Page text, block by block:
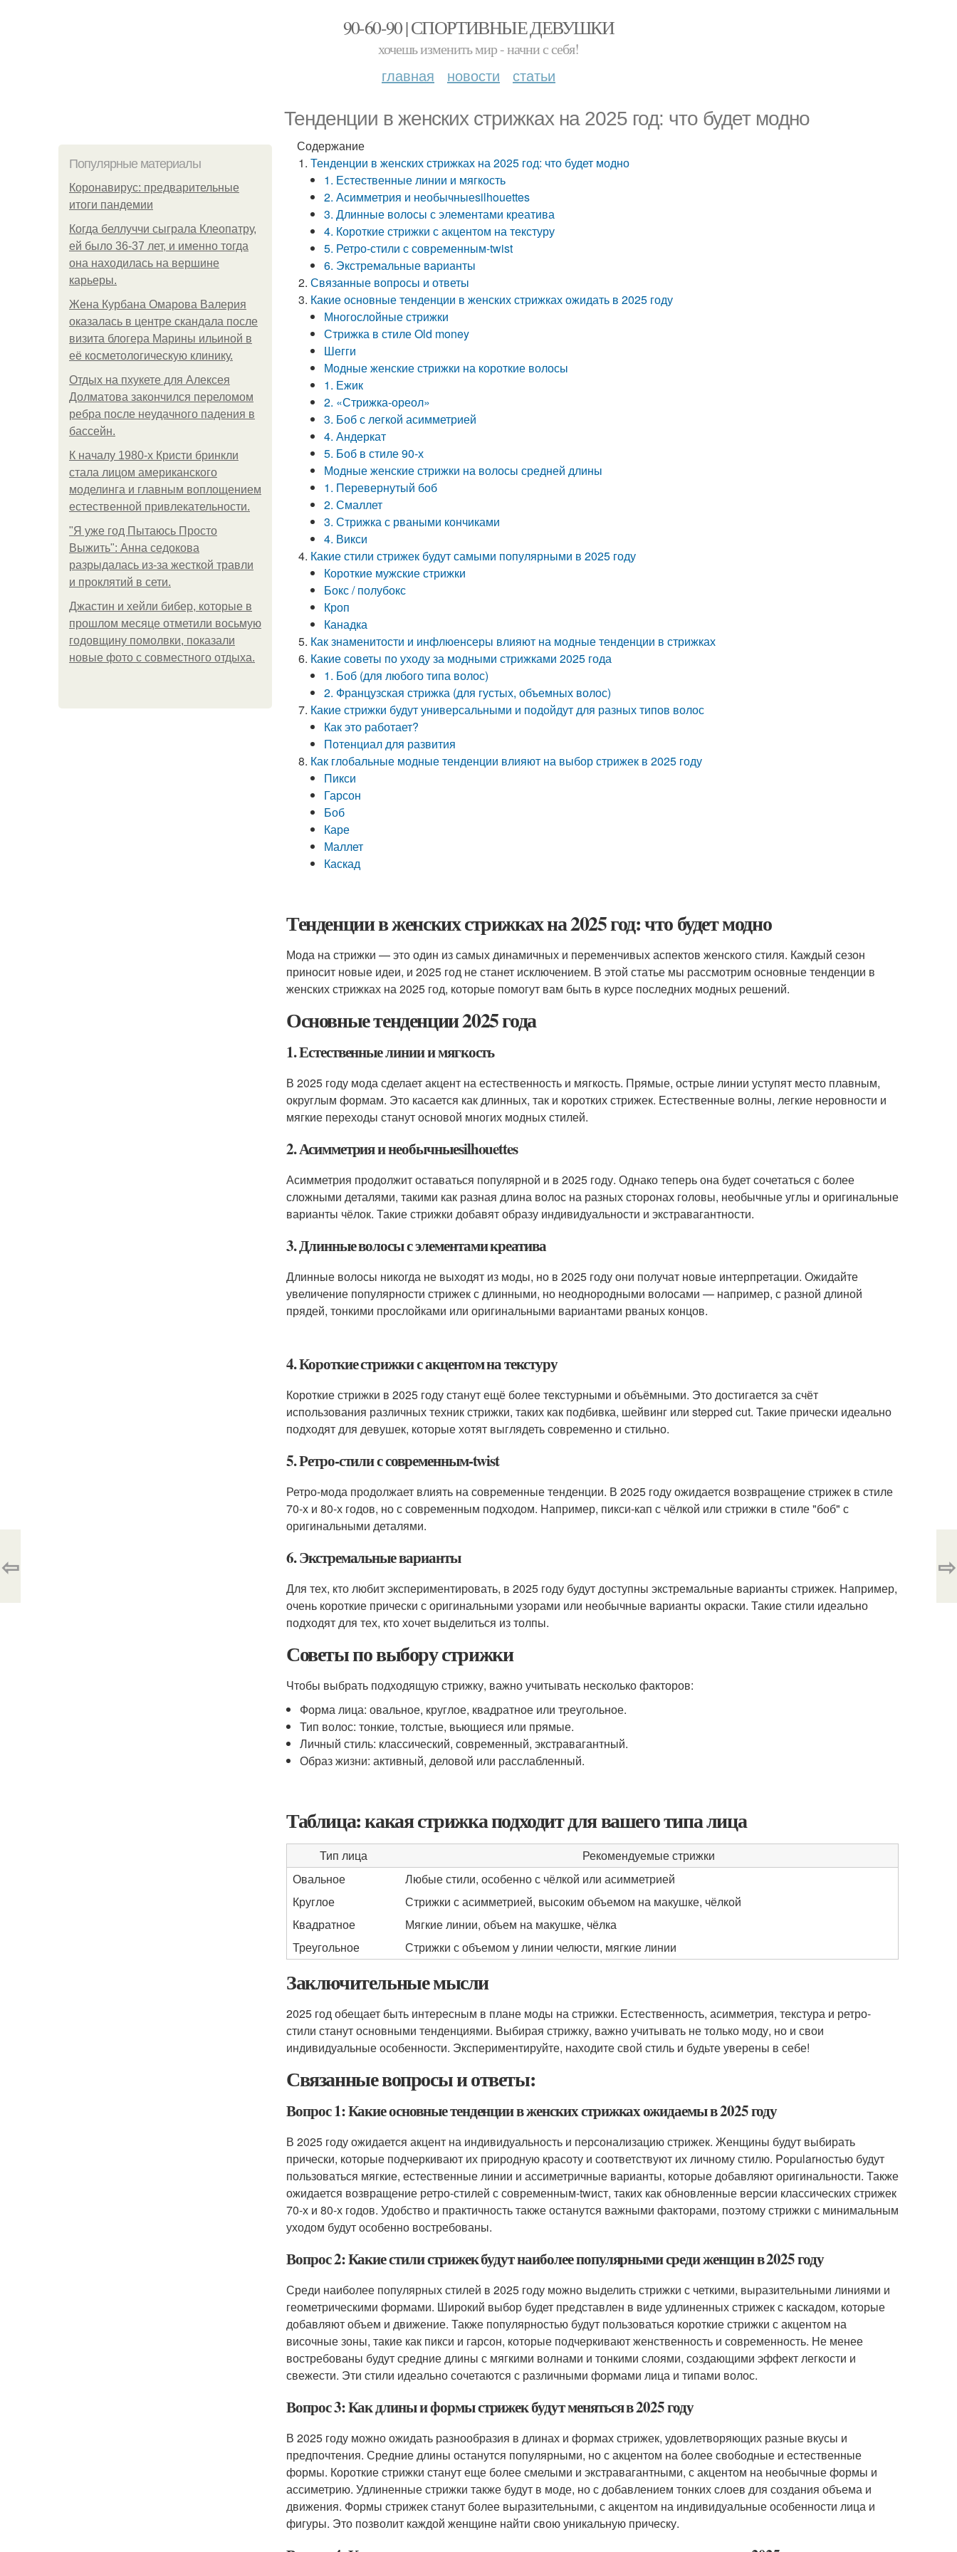
90-60-90 | СПОРТИВНЫЕ ДЕВУШКИ
хочешь изменить мир - начни с себя!
главная новости статьи
Тенденции в женских стрижках на 2025 год: что будет модно
Популярные материалы
Коронавирус: предварительные
итоги пандемии
Когда беллуччи сыграла Клеопатру,
ей было 36-37 лет, и именно тогда
она находилась на вершине
карьеры.
Жена Курбана Омарова Валерия
оказалась в центре скандала после
визита блогера Марины ильиной в
её косметологическую клинику.
Отдых на пхукете для Алексея
Долматова закончился переломом
ребра после неудачного падения в
бассейн.
К началу 1980-х Кристи бринкли
стала лицом американского
моделинга и главным воплощением
естественной привлекательности.
"Я уже год Пытаюсь Просто
Выжить": Анна седокова
разрыдалась из-за жесткой травли
и проклятий в сети.
Джастин и хейли бибер, которые в
прошлом месяце отметили восьмую
годовщину помолвки, показали
новые фото с совместного отдыха.
Содержание
Тенденции в женских стрижках на 2025 год: что будет модно
1. Естественные линии и мягкость
2. Асимметрия и необычныеsilhouettes
3. Длинные волосы с элементами креатива
4. Короткие стрижки с акцентом на текстуру
5. Ретро-стили с современным-twist
6. Экстремальные варианты
Связанные вопросы и ответы
Какие основные тенденции в женских стрижках ожидать в 2025 году
Многослойные стрижки
Стрижка в стиле Old money
Шегги
Модные женские стрижки на короткие волосы
1. Ежик
2. «Стрижка-ореол»
3. Боб с легкой асимметрией
4. Андеркат
5. Боб в стиле 90-х
Модные женские стрижки на волосы средней длины
1. Перевернутый боб
2. Смаллет
3. Стрижка с рваными кончиками
4. Викси
Какие стили стрижек будут самыми популярными в 2025 году
Короткие мужские стрижки
Бокс / полубокс
Кроп
Канадка
Как знаменитости и инфлюенсеры влияют на модные тенденции в стрижках
Какие советы по уходу за модными стрижками 2025 года
1. Боб (для любого типа волос)
2. Французская стрижка (для густых, объемных волос)
Какие стрижки будут универсальными и подойдут для разных типов волос
Как это работает?
Потенциал для развития
Как глобальные модные тенденции влияют на выбор стрижек в 2025 году
Пикси
Гарсон
Боб
Каре
Маллет
Каскад
Тенденции в женских стрижках на 2025 год: что будет модно
Мода на стрижки — это один из самых динамичных и переменчивых аспектов женского стиля. Каждый сезон
приносит новые идеи, и 2025 год не станет исключением. В этой статье мы рассмотрим основные тенденции в
женских стрижках на 2025 год, которые помогут вам быть в курсе последних модных решений.
Основные тенденции 2025 года
1. Естественные линии и мягкость
В 2025 году мода сделает акцент на естественность и мягкость. Прямые, острые линии уступят место плавным,
округлым формам. Это касается как длинных, так и коротких стрижек. Естественные волны, легкие неровности и
мягкие переходы станут основой многих модных стилей.
2. Асимметрия и необычныеsilhouettes
Асимметрия продолжит оставаться популярной и в 2025 году. Однако теперь она будет сочетаться с более
сложными деталями, такими как разная длина волос на разных сторонах головы, необычные углы и оригинальные
варианты чёлок. Такие стрижки добавят образу индивидуальности и экстравагантности.
3. Длинные волосы с элементами креатива
Длинные волосы никогда не выходят из моды, но в 2025 году они получат новые интерпретации. Ожидайте
увеличение популярности стрижек с длинными, но неоднородными волосами — например, с разной длиной
прядей, тонкими прослойками или оригинальными вариантами рваных концов.
4. Короткие стрижки с акцентом на текстуру
Короткие стрижки в 2025 году станут ещё более текстурными и объёмными. Это достигается за счёт
использования различных техник стрижки, таких как подбивка, шейвинг или stepped cut. Такие прически идеально
подходят для девушек, которые хотят выглядеть современно и стильно.
5. Ретро-стили с современным-twist
Ретро-мода продолжает влиять на современные тенденции. В 2025 году ожидается возвращение стрижек в стиле
70-х и 80-х годов, но с современным подходом. Например, пикси-кап с чёлкой или стрижки в стиле "боб" с
оригинальными деталями.
6. Экстремальные варианты
Для тех, кто любит экспериментировать, в 2025 году будут доступны экстремальные варианты стрижек. Например,
очень короткие прически с оригинальными узорами или необычные варианты окраски. Такие стили идеально
подходят для тех, кто хочет выделиться из толпы.
Советы по выбору стрижки
Чтобы выбрать подходящую стрижку, важно учитывать несколько факторов:
Форма лица: овальное, круглое, квадратное или треугольное.
Тип волос: тонкие, толстые, вьющиеся или прямые.
Личный стиль: классический, современный, экстравагантный.
Образ жизни: активный, деловой или расслабленный.
Таблица: какая стрижка подходит для вашего типа лица
Тип лица
Рекомендуемые стрижки
Овальное
Любые стили, особенно с чёлкой или асимметрией
Круглое
Стрижки с асимметрией, высоким объемом на макушке, чёлкой
Квадратное
Мягкие линии, объем на макушке, чёлка
Треугольное
Стрижки с объемом у линии челюсти, мягкие линии
Заключительные мысли
2025 год обещает быть интересным в плане моды на стрижки. Естественность, асимметрия, текстура и ретро-
стили станут основными тенденциями. Выбирая стрижку, важно учитывать не только моду, но и свои
индивидуальные особенности. Экспериментируйте, находите свой стиль и будьте уверены в себе!
Связанные вопросы и ответы:
Вопрос 1: Какие основные тенденции в женских стрижках ожидаемы в 2025 году
В 2025 году ожидается акцент на индивидуальность и персонализацию стрижек. Женщины будут выбирать
прически, которые подчеркивают их природную красоту и соответствуют их личному стилю. Popularностью будут
пользоваться мягкие, естественные линии и ассиметричные варианты, которые добавляют оригинальности. Также
ожидается возвращение ретро-стилей с современным-twист, таких как обновленные версии классических стрижек
70-х и 80-х годов. Удобство и практичность также останутся важными факторами, поэтому стрижки с минимальным
уходом будут особенно востребованы.
Вопрос 2: Какие стили стрижек будут наиболее популярными среди женщин в 2025 году
Среди наиболее популярных стилей в 2025 году можно выделить стрижки с четкими, выразительными линиями и
геометрическими формами. Широкий выбор будет представлен в виде удлиненных стрижек с каскадом, которые
добавляют объем и движение. Также популярностью будут пользоваться короткие стрижки с акцентом на
височные зоны, такие как пикси и гарсон, которые подчеркивают женственность и современность. Не менее
востребованы будут средние длины с мягкими волнами и тонкими слоями, создающими эффект легкости и
свежести. Эти стили идеально сочетаются с различными формами лица и типами волос.
Вопрос 3: Как длины и формы стрижек будут меняться в 2025 году
В 2025 году можно ожидать разнообразия в длинах и формах стрижек, удовлетворяющих разные вкусы и
предпочтения. Средние длины останутся популярными, но с акцентом на более свободные и естественные
формы. Короткие стрижки станут еще более смелыми и экстравагантными, с акцентом на необычные формы и
ассиметрию. Удлиненные стрижки также будут в моде, но с добавлением тонких слоев для создания объема и
движения. Формы стрижек станут более выразительными, с акцентом на индивидуальные особенности лица и
фигуры. Это позволит каждой женщине найти свою уникальную прическу.
⇦ ⇨